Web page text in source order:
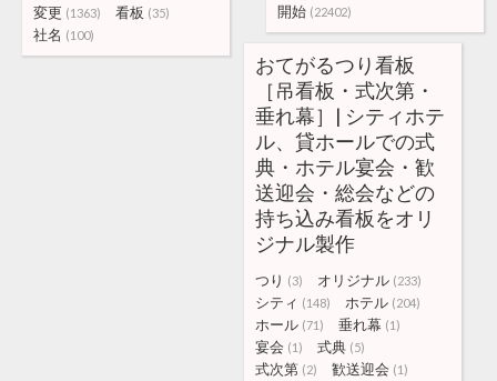
開始 (22402)
変更 (1363) 看板 (35)
社名 (100)
おてがるつり看板
［吊看板・式次第・
垂れ幕］| シティホテ
ル、貸ホールでの式
典・ホテル宴会・歓
送迎会・総会などの
持ち込み看板をオリ
ジナル製作
つり (3) オリジナル (233)
シティ (148) ホテル (204)
ホール (71) 垂れ幕 (1)
宴会 (1) 式典 (5)
式次第 (2) 歓送迎会 (1)